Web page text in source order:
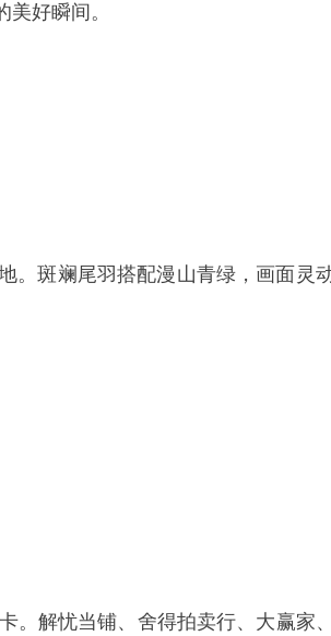
好瞬间。
。斑斓尾羽搭配漫山青绿，画面灵
。解忧当铺、舍得拍卖行、大赢家